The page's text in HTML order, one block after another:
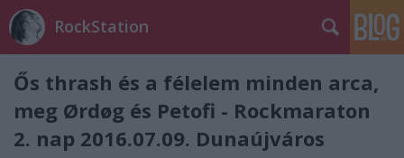
RockStation
Ős thrash és a félelem minden arca,
meg Ørdøg és Petofi - Rockmaraton
2. nap 2016.07.09. Dunaújváros